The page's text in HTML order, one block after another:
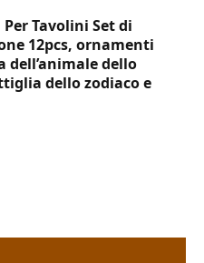
Tavolini Set di
12pcs, ornamenti
dell’animale dello
dello zodiaco e